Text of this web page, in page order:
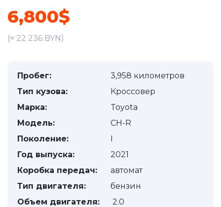
6,800$
(≈ 22 236 BYN)
Пробег:
3,958 километров
Тип кузова:
Кроссовер
Марка:
Toyota
Модель:
CH-R
Поколение:
I
Год выпуска:
2021
Коробка передач:
автомат
Тип двигателя:
бензин
Объем двигателя:
2.0